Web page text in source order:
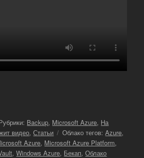
Backup, Microsoft Azure, На
видео,Статьи Метки
Облако тегов:Azure,
Azure, Microsoft Azure Platform,
,Windows Azure, Бекап,Облако